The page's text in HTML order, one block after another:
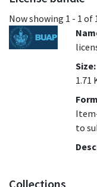
Now showing 1 - 1 of
Size:
1.71
to
Collections